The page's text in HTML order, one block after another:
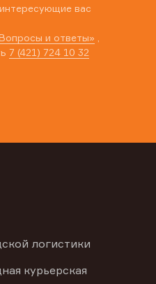
вас
и ответы»
7 (421) 724 10 32
логистики
курьерская